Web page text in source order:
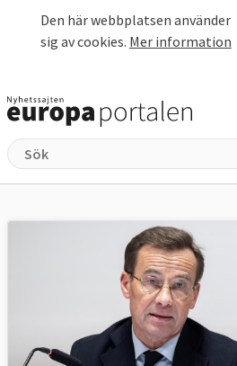
Den här webbplatsen använder
sig av cookies. Mer information